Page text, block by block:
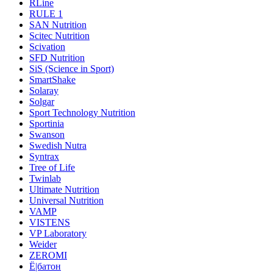
RLine
RULE 1
SAN Nutrition
Scitec Nutrition
Scivation
SFD Nutrition
SiS (Science in Sport)
SmartShake
Solaray
Solgar
Sport Technology Nutrition
Sportinia
Swanson
Swedish Nutra
Syntrax
Tree of Life
Twinlab
Ultimate Nutrition
Universal Nutrition
VAMP
VISTENS
VP Laboratory
Weider
ZEROMI
Ё|батон